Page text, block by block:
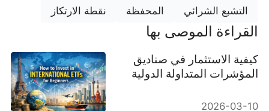
التشبع الشرائي المحفظة نقطة الارتكاز
القراءة الموصى بها
كيفية الاستثمار في صناديق
المؤشرات المتداولة الدولية
2026-03-10